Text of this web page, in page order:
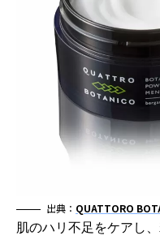
出典： QUATTORO
肌のハリ不足をケアし